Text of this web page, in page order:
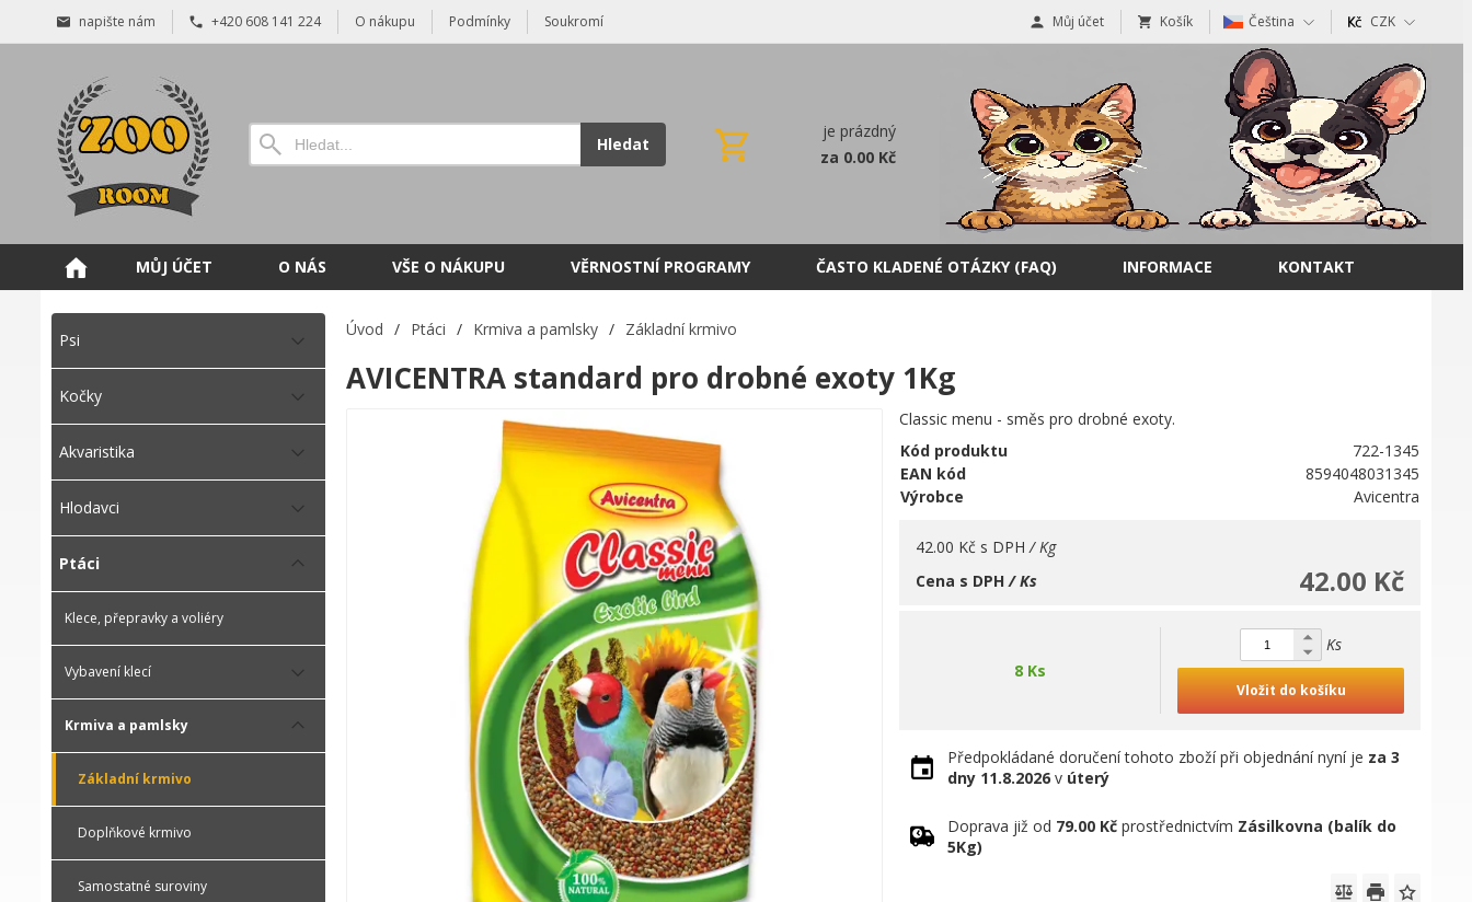
napište nám +420 608 141 224 O nákupu Podmínky Soukromí Můj účet Košík Čeština CZK
Hledat
je prázdný
za 0.00 Kč
MŮJ ÚČET O NÁS VŠE O NÁKUPU VĚRNOSTNÍ PROGRAMY ČASTO KLADENÉ OTÁZKY (FAQ) INFORMACE KONTAKT
Psi
Kočky
Akvaristika
Hlodavci
Ptáci
Klece, přepravky a voliéry
Vybavení klecí
Krmiva a pamlsky
Základní krmivo
Doplňkové krmivo
Samostatné suroviny
Úvod / Ptáci / Krmiva a pamlsky / Základní krmivo
AVICENTRA standard pro drobné exoty 1Kg
Classic menu - směs pro drobné exoty.
Kód produktu
722-1345
EAN kód
8594048031345
Výrobce
Avicentra
42.00 Kč s DPH / Kg
42.00 Kč
Cena s DPH/ Ks
8 Ks
Ks
Vložit do košíku
Předpokládané doručení tohoto zboží při objednání nyní je za 3
dny 11.8.2026 v úterý
Doprava již od 79.00 Kč prostřednictvím Zásilkovna (balík do
5Kg)